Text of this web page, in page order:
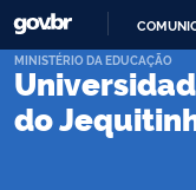
do
MINISTÉRIO DA EDUCAÇÃO